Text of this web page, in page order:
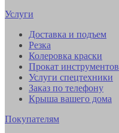
Услуги
Доставка и подъем
Резка
Колеровка краски
Прокат инструментов
Услуги спецтехники
Заказ по телефону
Крыша вашего дома
Покупателям